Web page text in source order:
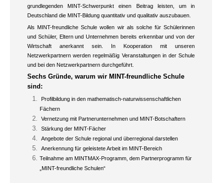
grundlegenden MINT-Schwerpunkt einen Beitrag leisten, um in
Deutschland die MINT-Bildung quantitativ und qualitativ auszubauen.
Als MINT-freundliche Schule wollen wir als solche für Schülerinnen
und Schüler, Eltern und Unternehmen bereits erkennbar und von der
Wirtschaft anerkannt sein. In Kooperation mit unseren
Netzwerkpartnern werden regelmäßig Veranstaltungen in der Schule
und bei den Netzwerkpartnern durchgeführt.
Sechs Gründe, warum wir MINT-freundliche Schule
sind:
Profilbildung in den mathematisch-naturwissenschaftlichen
Fächern
Vernetzung mit Partnerunternehmen und MINT-Botschaftern
Stärkung der MINT-Fächer
Angebote der Schule regional und überregional darstellen
Anerkennung für geleistete Arbeit im MINT-Bereich
Teilnahme am MINTMAX-Programm, dem Partnerprogramm für
„MINT-freundliche Schulen“